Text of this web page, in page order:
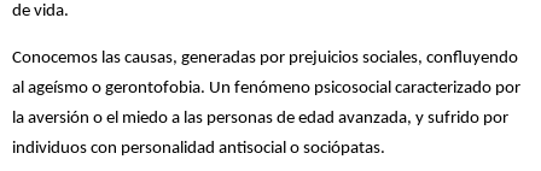
de vida.
Conocemos las causas, generadas por prejuicios sociales, confluyendo
al ageísmo o gerontofobia. Un fenómeno psicosocial caracterizado por
la aversión o el miedo a las personas de edad avanzada, y sufrido por
individuos con personalidad antisocial o sociópatas.